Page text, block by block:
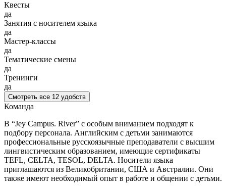
Квесты
да
Занятия с носителем языка
да
Мастер-классы
да
Тематические смены
да
Тренинги
да
Смотреть все 12 удобств
Команда
В “Jey Campus. River” с особым вниманием подходят к
подбору персонала. Английским с детьми занимаются
профессиональные русскоязычные преподаватели с высшим
лингвистическим образованием, имеющие сертификаты
TEFL, CELTA, TESOL, DELTA. Носители языка
приглашаются из Великобритании, США и Австралии. Они
также имеют необходимый опыт в работе и общении с детьми.